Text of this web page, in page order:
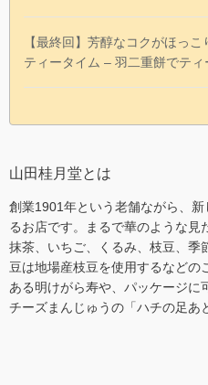
【最終回】芳醇なコクがほっ
ティータイム – 羽二重餅でティ
山田桂月堂とは
創業1901年という老舗ながら、
るお店です。まるで華のような見
抹茶、いちご、くるみ、枝豆、季
豆は地場産枝豆を使用するなどの
ある明けがら寿や、パッケージに
チーズまんじゅうの「ハチの足あ